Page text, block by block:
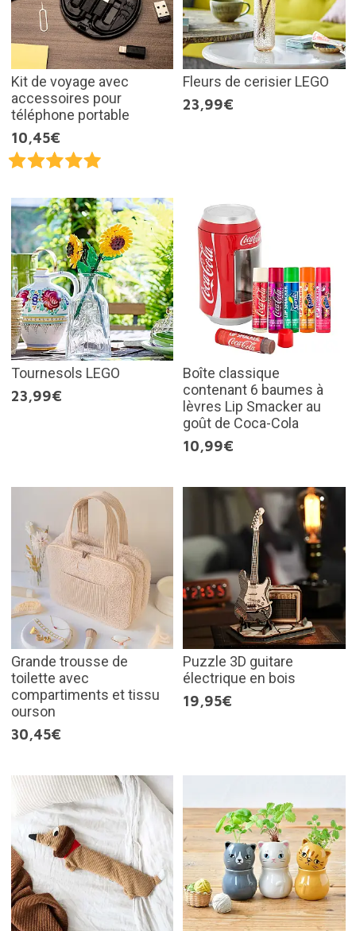
Kit de voyage avec
accessoires pour
téléphone portable
10,45€
Fleurs de cerisier LEGO
23,99€
Tournesols LEGO
23,99€
Boîte classique
contenant 6 baumes à
lèvres Lip Smacker au
goût de Coca-Cola
10,99€
Grande trousse de
toilette avec
compartiments et tissu
ourson
30,45€
Puzzle 3D guitare
électrique en bois
19,95€